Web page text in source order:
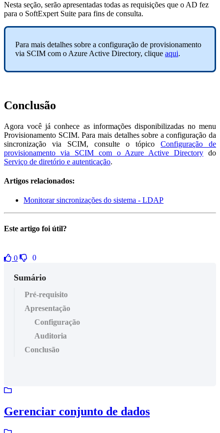
Nesta seção, serão apresentadas todas as requisições que o AD fez
para o SoftExpert Suite para fins de consulta.
Para mais detalhes sobre a configuração de provisionamento
via SCIM com o Azure Active Directory, clique aqui.
Conclusão
Agora você já conhece as informações disponibilizadas no menu
Provisionamento SCIM. Para mais detalhes sobre a configuração da
sincronização via SCIM, consulte o tópico Configuração de
provisionamento via SCIM com o Azure Active Directory do
Serviço de diretório e autenticação.
Artigos relacionados:
Monitorar sincronizações do sistema - LDAP
Este artigo foi útil?
0 0
Sumário
Pré-requisito
Apresentação
Configuração
Auditoria
Conclusão
Gerenciar conjunto de dados